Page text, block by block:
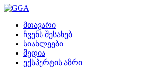
მთავარი
ჩვენს შესახებ
სიახლეები
მედია
ექსპერტის აზრი